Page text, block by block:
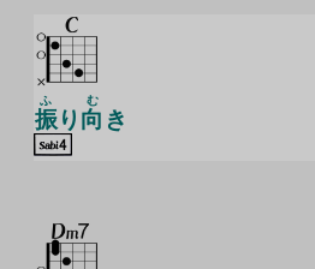
振
ふ
り 向
む
き